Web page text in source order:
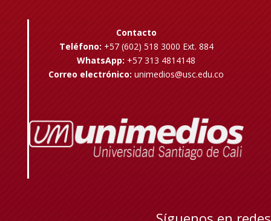
Contacto
Teléfono: +57 (602) 518 3000 Ext. 884
WhatsApp: +57 313 4814148
Correo electrónico: unimedios@usc.edu.co